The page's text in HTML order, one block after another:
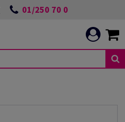
01/250 70 0